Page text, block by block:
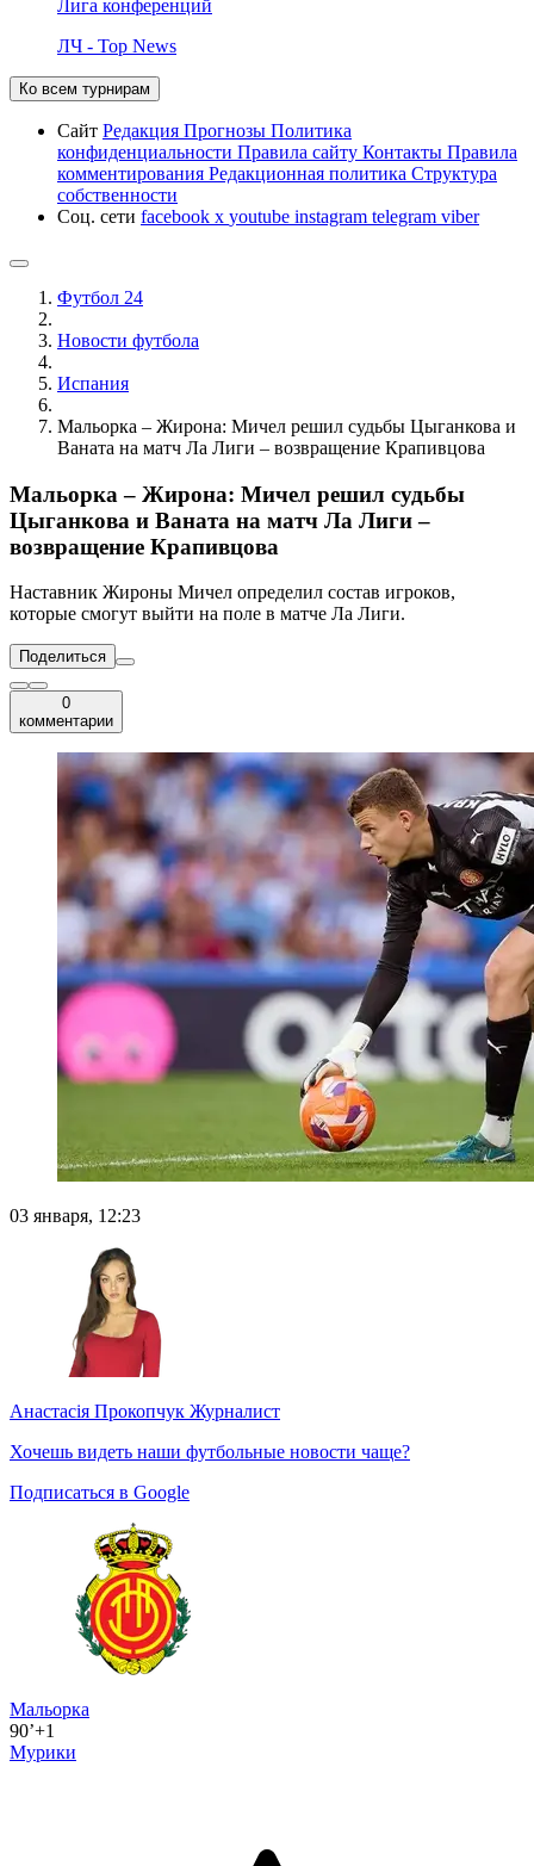
Лига конференций
ЛЧ - Top News
Ко всем турнирам
Сайт Редакция Прогнозы Политика
конфиденциальности Правила сайту Контакты Правила
комментирования Редакционная политика Структура
собственности
Соц. сети facebook x youtube instagram telegram viber
Футбол 24
Новости футбола
Испания
Мальорка – Жирона: Мичел решил судьбы Цыганкова и
Ваната на матч Ла Лиги – возвращение Крапивцова
Мальорка – Жирона: Мичел решил судьбы
Цыганкова и Ваната на матч Ла Лиги –
возвращение Крапивцова
Наставник Жироны Мичел определил состав игроков,
которые смогут выйти на поле в матче Ла Лиги.
Поделиться
0
комментарии
03 января, 12:23
Анастасія Прокопчук Журналист
Хочешь видеть наши футбольные новости чаще?
Подписаться в Google
Мальорка
90’+1
Мурики